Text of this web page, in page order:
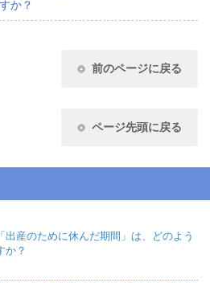
か？
前のページに戻る
ページ先頭に戻る
出産のために休んだ期間」は、どのよう
か？